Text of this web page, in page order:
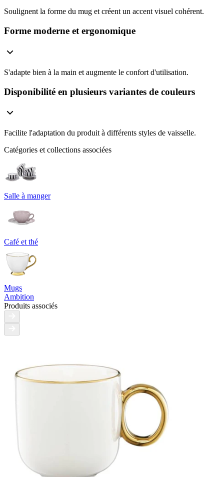
Soulignent la forme du mug et créent un accent visuel cohérent.
Forme moderne et ergonomique
S'adapte bien à la main et augmente le confort d'utilisation.
Disponibilité en plusieurs variantes de couleurs
Facilite l'adaptation du produit à différents styles de vaisselle.
Catégories et collections associées
Salle à manger
Café et thé
Mugs
Ambition
Produits associés